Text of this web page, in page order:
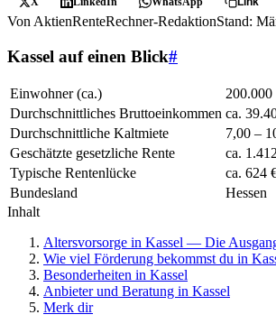
Von AktienRenteRechner-RedaktionStand:
Kassel auf einen Blick#
Einwohner (ca.)
200.000
Durchschnittliches Bruttoeinkommen ca.
Durchschnittliche Kaltmiete
7,00 –
Geschätzte gesetzliche Rente
ca.
Typische Rentenlücke
ca. 624
Bundesland
Hessen
Inhalt
Altersvorsorge in Kassel — Die
Wie viel Förderung bekommst du in
Besonderheiten in Kassel
Anbieter und Beratung in Kassel
Merk dir